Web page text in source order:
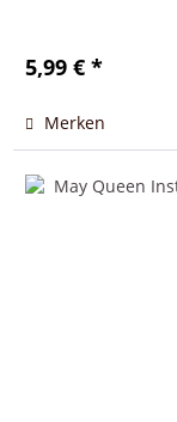
5,99 € *
Merken